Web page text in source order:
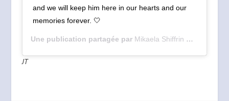
and we will keep him here in our hearts and our
memories forever. 🤍
Une publication partagée par Mikaela Shiffrin ⛷💨
JT